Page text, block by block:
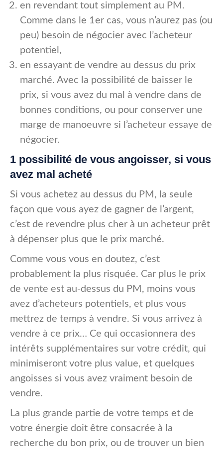
en revendant tout simplement au PM.
Comme dans le 1er cas, vous n’aurez pas (ou
peu) besoin de négocier avec l’acheteur
potentiel,
en essayant de vendre au dessus du prix
marché. Avec la possibilité de baisser le
prix, si vous avez du mal à vendre dans de
bonnes conditions, ou pour conserver une
marge de manoeuvre si l’acheteur essaye de
négocier.
1 possibilité de vous angoisser, si vous
avez mal acheté
Si vous achetez au dessus du PM, la seule
façon que vous ayez de gagner de l’argent,
c’est de revendre plus cher à un acheteur prêt
à dépenser plus que le prix marché.
Comme vous vous en doutez, c’est
probablement la plus risquée. Car plus le prix
de vente est au-dessus du PM, moins vous
avez d’acheteurs potentiels, et plus vous
mettrez de temps à vendre. Si vous arrivez à
vendre à ce prix… Ce qui occasionnera des
intérêts supplémentaires sur votre crédit, qui
minimiseront votre plus value, et quelques
angoisses si vous avez vraiment besoin de
vendre.
La plus grande partie de votre temps et de
votre énergie doit être consacrée à la
recherche du bon prix, ou de trouver un bien